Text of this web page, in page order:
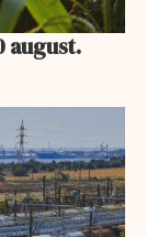
august.